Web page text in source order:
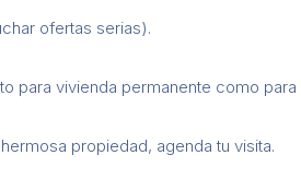
ofertas serias).
para vivienda permanente como para
propiedad, agenda tu visita.